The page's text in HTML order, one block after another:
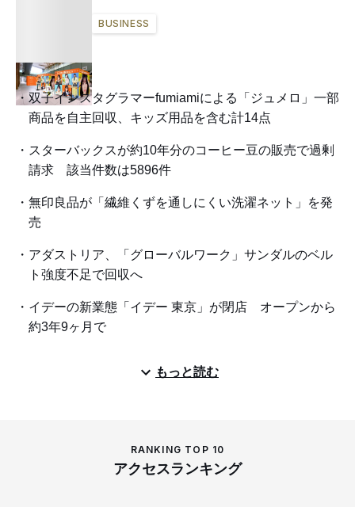
BUSINESS
双子インスタグラマーfumiamiによる「ジュメロ」一部
商品を自主回収、キッズ用品を含む計14点
スターバックスが約10年分のコーヒー豆の販売で過剰
請求 該当件数は5896件
無印良品が「繊維くずを通しにくい洗濯ネット」を発
売
アダストリア、「グローバルワーク」サンダルのベル
ト強度不足で回収へ
イデーの新業態「イデー 東京」が閉店 オープンから
約3年9ヶ月で
もっと読む
RANKING TOP 10
アクセスランキング